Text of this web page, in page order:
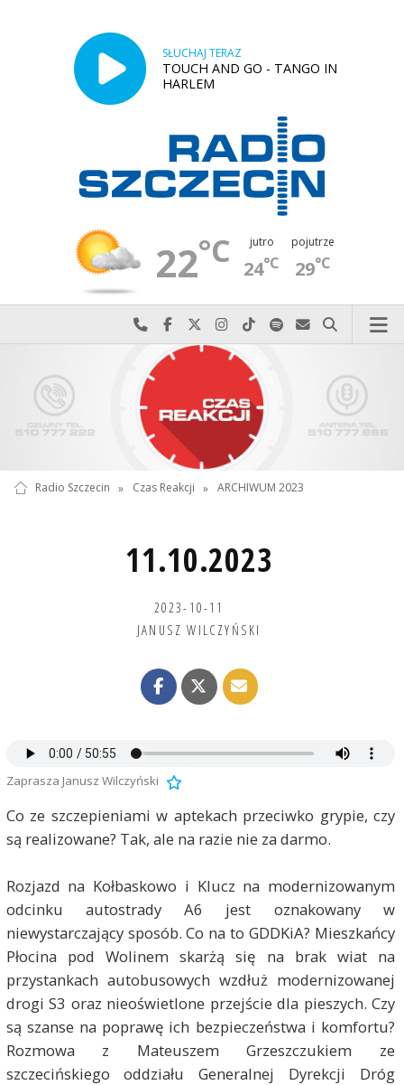
SŁUCHAJ TERAZ
TOUCH AND GO - TANGO IN
HARLEM
22°C jutro
24°C
pojutrze
29°C
Najlepiej po prostu do nas zadzwoń
Odwiedź nas na Facebook-u
Odwiedź nas na X
Odwiedź nas na Instagram-ie
Odwiedź nas na TikTok-u
Szukaj nas na Spotify
Wyślij do nas
Szukaj
Radio Szczecin » Czas Reakcji » ARCHIWUM 2023
11.10.2023
2023-10-11
JANUSZ WILCZYŃSKI
Zaprasza Janusz Wilczyński
Co ze szczepieniami w aptekach przeciwko grypie, czy
są realizowane? Tak, ale na razie nie za darmo.
Rozjazd na Kołbaskowo i Klucz na modernizowanym
odcinku autostrady A6 jest oznakowany w
niewystarczający sposób. Co na to GDDKiA? Mieszkańcy
Płocina pod Wolinem skarżą się na brak wiat na
przystankach autobusowych wzdłuż modernizowanej
drogi S3 oraz nieoświetlone przejście dla pieszych. Czy
są szanse na poprawę ich bezpieczeństwa i komfortu?
Rozmowa z Mateuszem Grzeszczukiem ze
szczecińskiego oddziału Generalnej Dyrekcji Dróg